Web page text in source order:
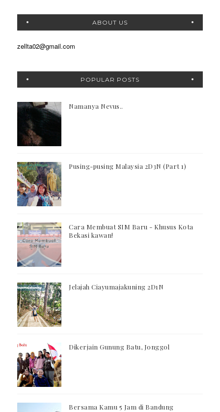
ABOUT US
zellta02@gmail.com
POPULAR POSTS
Namanya Nevus..
Pusing-pusing Malaysia 2D3N (Part 1)
Cara Membuat SIM Baru - Khusus Kota
Bekasi kawan!
Jelajah Ciayumajakuning 2D1N
Dikerjain Gunung Batu, Jonggol
Bersama Kamu 5 Jam di Bandung